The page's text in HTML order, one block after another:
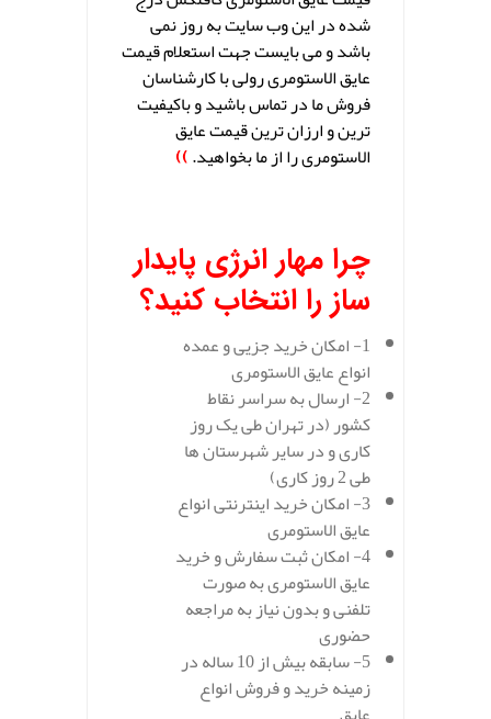
شده در این وب سایت به روز نمی
باشد و می بایست جهت استعلام قیمت
عایق الاستومری رولی با کارشناسان
فروش ما در تماس باشید و باکیفیت
ترین و ارزان ترین قیمت عایق
الاستومری را از ما بخواهید.))
چرا مهار انرژی پایدار
ساز را انتخاب کنید؟
1- امکان خرید جزیی و عمده
انواع عایق الاستومری
2- ارسال به سراسر نقاط
کشور (در تهران طی یک روز
کاری و در سایر شهرستان ها
طی 2 روز کاری)
3- امکان خرید اینترنتی انواع
عایق الاستومری
4- امکان ثبت سفارش و خرید
عایق الاستومری به صورت
تلفنی و بدون نیاز به مراجعه
حضوری
5- سابقه بیش از 10 ساله در
زمینه خرید و فروش انواع